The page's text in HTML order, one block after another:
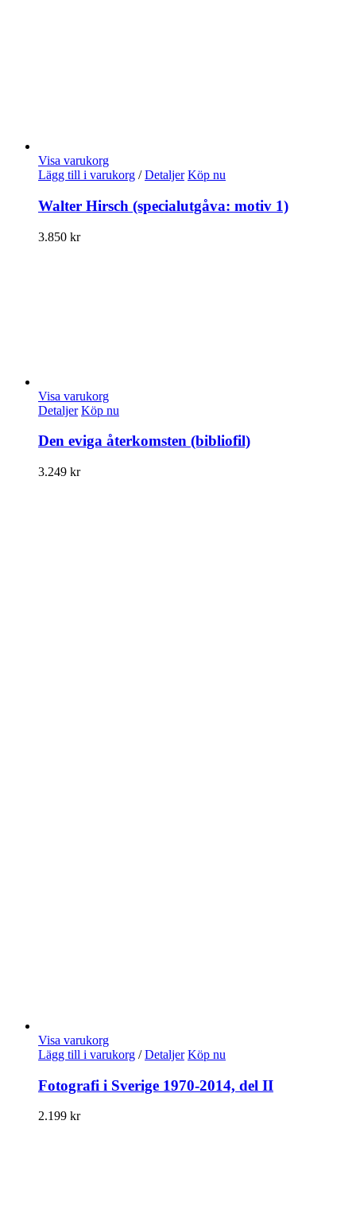
Visa varukorg
Lägg till i varukorg / Detaljer Köp nu
Walter Hirsch (specialutgåva: motiv 1)
3.850 kr
Visa varukorg
Detaljer Köp nu
Den eviga återkomsten (bibliofil)
3.249 kr
Visa varukorg
Lägg till i varukorg / Detaljer Köp nu
Fotografi i Sverige 1970-2014, del II
2.199 kr